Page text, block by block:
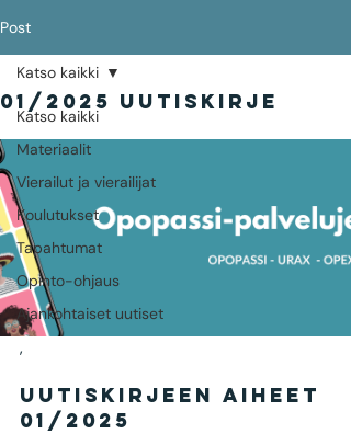
Post
Katso kaikki
Materiaalit
Vierailut ja vierailijat
Koulutukset
Tapahtumat
Opinto-ohjaus
Ajankohtaiset uutiset
Katso kaikki
01/2025 uutiskirje
,
UutiskirjeEN aiheet
01/2025